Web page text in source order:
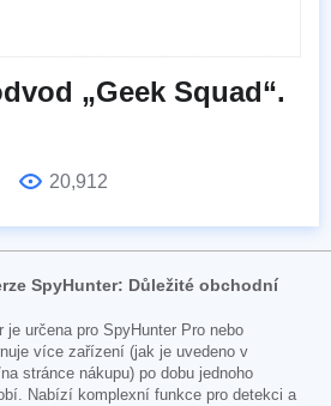
„Geek Squad“.
20,912
SpyHunter: Důležité obchodní
určena pro SpyHunter Pro nebo
více zařízení (jak je uvedeno v
stránce nákupu) po dobu jednoho
Nabízí komplexní funkce pro detekci a